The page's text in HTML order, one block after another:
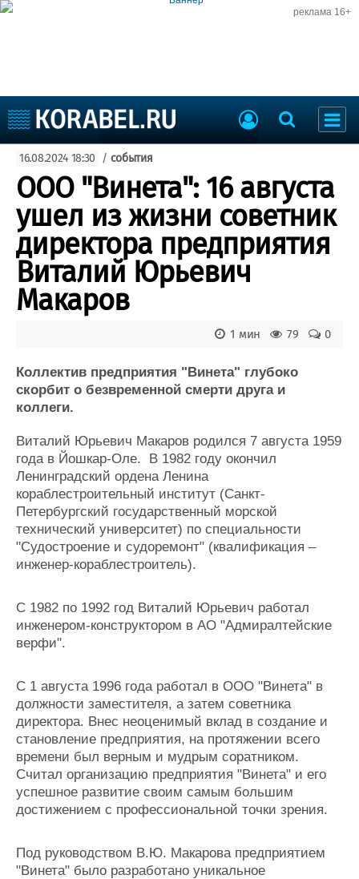
реклама 16+
Судоходство
Судоремонт
События
Порты
Рыболовство
ВМФ
Образование
Яхты и катера
Еще
Судостроение
Компании
Репутация
Крюинг
Журнал
Реклама
Доска объявлений
Оборудование
Изделия
Услуги
Конференции
Выставки и семинары
Личности
Флот
Галерея флота
Все службы
16.08.2024 18:30 / события
ООО "Винета": 16 августа
ушел из жизни советник
директора предприятия
Виталий Юрьевич
Макаров
0
79
1 мин
Коллектив предприятия "Винета" глубоко
скорбит о безвременной смерти друга и
коллеги.
Виталий Юрьевич Макаров родился 7 августа 1959
года в Йошкар-Оле. В 1982 году окончил
Ленинградский ордена Ленина
кораблестроительный институт (Санкт-
Петербургский государственный морской
технический университет) по специальности
"Судостроение и судоремонт" (квалификация –
инженер-кораблестроитель).
С 1982 по 1992 год Виталий Юрьевич работал
инженером-конструктором в АО "Адмиралтейские
верфи".
С 1 августа 1996 года работал в ООО "Винета" в
должности заместителя, а затем советника
директора. Внес неоценимый вклад в создание и
становление предприятия, на протяжении всего
времени был верным и мудрым соратником.
Считал организацию предприятия "Винета" и его
успешное развитие своим самым большим
достижением с профессиональной точки зрения.
Под руководством В.Ю. Макарова предприятием
"Винета" было разработано уникальное